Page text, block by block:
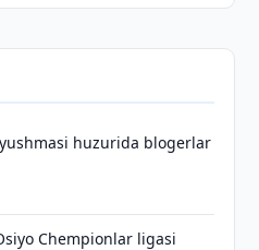
huzurida blogerlar
Chempionlar ligasi